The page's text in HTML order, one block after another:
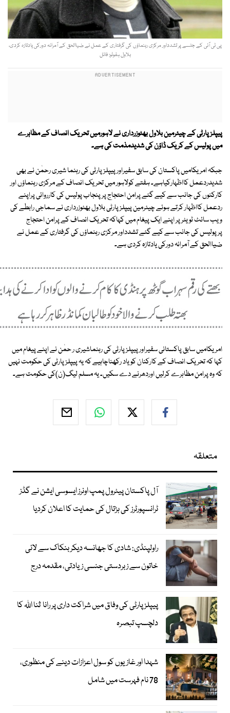
پی ٹی آئی کے جلسے پر تشدداور مرکزی رہنماؤں کی گرفتاری کے عمل نے ضیاالحق کے آمرانہ دورکی یادتازہ کردی،
بلاول ہفوٹو: فائل
پیپلزپارٹی کے چیئرمین بلاول بھٹوزرداری نے لاہورمیں تحریک انصاف کے مظاہرے
میں پولیس کے کریک ڈاؤن کی شدیدمذمت کی ہے۔
جبکہ امریکامیں پاکستان کی سابق سفیراور پیپلزپارٹی کی رہنما شیری رحمٰن نے بھی
شدیدردعمل کااظہارکیاہے۔ ہفتے کولاہور میں تحریک انصاف کے مرکزی رہنماؤں اور
کارکنوں کی جانب سے کیے گئے پرامن احتجاج پرپنجاب پولیس کی کارروائی پراپنے
ردعمل کااظہار کرتے ہوئے چیئرمین پیپلزپارٹی بلاول بھٹوزرداری نے سماجی رابطے کی
ویب سائٹ ٹویٹرپر اپنے ایک پیغام میں کہاکہ تحریک انصاف کے پرامن احتجاج
پرپولیس کی جانب سے کیے گئے تشدداور مرکزی رہنماؤں کی گرفتاری کے عمل نے
ضیاالحق کے آمرانہ دورکی یادتازہ کردی ہے۔
امریکامیں سابق پاکستانی سفیراور پیپلزپارٹی کی رہنماشیری ر حمٰن نے اپنے پیغام میں
کہا کہ تحریک انصاف کے کارکنان کویاد رکھناچاہیے کہ یہ پیپلزپارٹی کی حکومت نہیں
کہ وہ پرامن مظاہرے کرلیں اوردھرنے دے سکیں۔ یہ مسلم لیگ(ن)کی حکومت ہے۔
متعلقہ
آل پاکستان پیٹرول پمپ اونرز ایسوسی ایشن نے گڈز
ٹرانسپورٹرز کی ہڑتال کی حمایت کا اعلان کردیا
راولپنڈی: شادی کا جھانسہ دیکر بنکاک سے لائی
خاتون سے زبردستی جنسی زیادتی، مقدمہ درج
پیپلز پارٹی کی وفاق میں شراکت داری پر رانا ثنا اللہ کا
دلچسپ تبصرہ
شہدا اور غازیوں کو سول اعزازات دینے کی منظوری،
78 نام فہرست میں شامل